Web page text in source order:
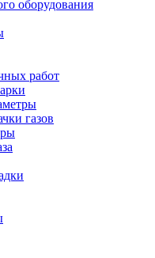
оборудования
работ
газов